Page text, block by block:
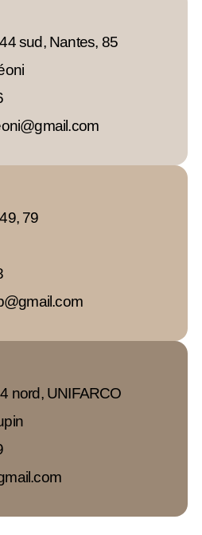
sud, Nantes, 85
79
nord, UNIFARCO